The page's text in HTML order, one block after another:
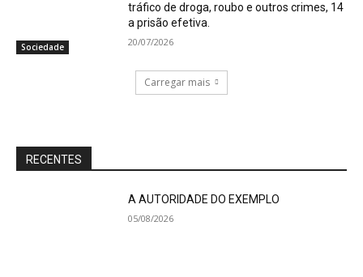
Sociedade
tráfico de droga, roubo e outros crimes, 14
a prisão efetiva.
20/07/2026
Carregar mais
RECENTES
A AUTORIDADE DO EXEMPLO
05/08/2026